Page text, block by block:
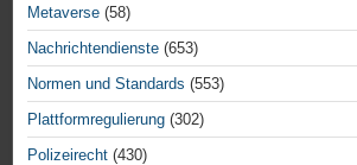
Metaverse (58)
Nachrichtendienste (653)
Normen und Standards (553)
Plattformregulierung (302)
Polizeirecht (430)